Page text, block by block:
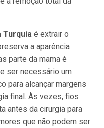
Turquiaé extrair o
a aparência
parte da mama é
ser necessário um
para alcançar margens
final. Às vezes, fios
antes da cirurgia para
que não podem ser